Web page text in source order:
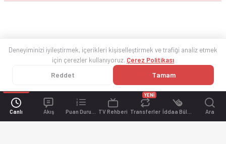
Canlı Akış TV Rehberi Transferler
YENİ
Ara
Deneyiminizi iyileştirmek, içerikleri kişiselleştirmek ve trafiği analiz etmek
için çerezler kullanıyoruz. Çerez Politikası
Reddet Tamam